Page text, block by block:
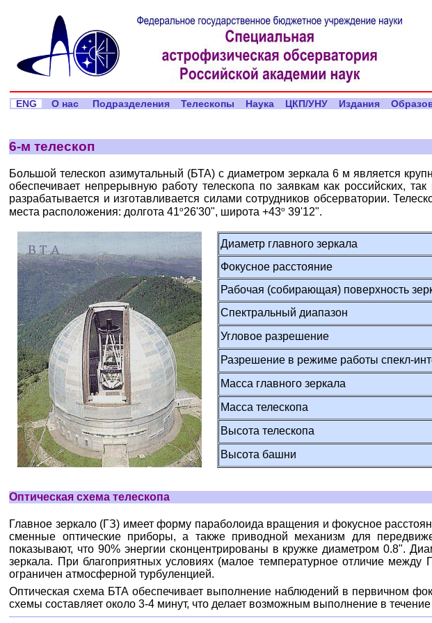
ENG О нас Подразделения Телескопы Наука ЦКП/УНУ Издания
6-м телескоп
Большой телескоп азимутальный (БТА) с диаметром зеркала 6 м является
обеспечивает непрерывную работу телескопа по заявкам как российских,
разрабатывается и изготавливается силами сотрудников обсерватории.
места расположения: долгота 41o26'30", широта +43o 39'12".
Диаметр главного зеркала
Фокусное расстояние
Рабочая (собирающая) поверхность
Спектральный диапазон
Угловое разрешение
Разрешение в режиме работы спекл-
Масса главного зеркала
Масса телескопа
Высота телескопа
Высота башни
Оптическая схема телескопа
Главное зеркало (ГЗ) имеет форму параболоида вращения и фокусное
сменные оптические приборы, а также приводной механизм для
показывают, что 90% энергии сконцентрированы в кружке диаметром 0.8".
зеркала. При благоприятных условиях (малое температурное отличие
ограничен атмосферной турбуленцией.
Оптическая схема БТА обеспечивает выполнение наблюдений в первичном
схемы составляет около 3-4 минут, что делает возможным выполнение в